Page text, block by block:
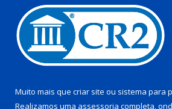
Muito mais que criar site ou sistema para
Realizamos uma assessoria completa,